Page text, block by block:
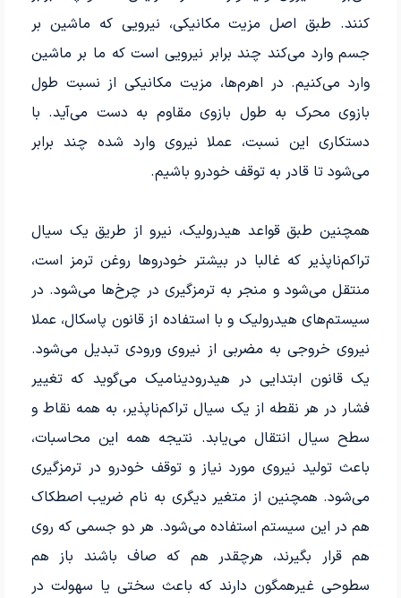
کنند. طبق اصل مزیت مکانیکی، نیرویی که ماشین بر
جسم وارد می‌کند چند برابر نیرویی است که ما بر ماشین
وارد می‌کنیم. در اهرم‌ها، مزیت مکانیکی از نسبت طول
بازوی محرک به طول بازوی مقاوم به دست می‌آید. با
دستکاری این نسبت، عملا نیروی وارد شده چند برابر
می‌شود تا قادر به توقف خودرو باشیم.
همچنین طبق قواعد هیدرولیک، نیرو از طریق یک سیال
تراکم‌ناپذیر که غالبا در بیشتر خودروها روغن ترمز است،
منتقل می‌شود و منجر به ترمزگیری در چرخ‌ها می‌شود. در
سیستم‌های هیدرولیک و با استفاده از قانون پاسکال، عملا
نیروی خروجی به مضربی از نیروی ورودی تبدیل می‌شود.
یک قانون ابتدایی در هیدرودینامیک می‌گوید که تغییر
فشار در هر نقطه از یک سیال تراکم‌ناپذیر، به همه نقاط و
سطح سیال انتقال می‌یابد. نتیجه همه این محاسبات،
باعث تولید نیروی مورد نیاز و توقف خودرو در ترمزگیری
می‌شود. همچنین از متغیر دیگری به نام ضریب اصطکاک
هم در این سیستم استفاده می‌شود. هر دو جسمی که روی
هم قرار بگیرند، هرچقدر هم که صاف باشند باز هم
سطوحی غیرهمگون دارند که باعث سختی یا سهولت در